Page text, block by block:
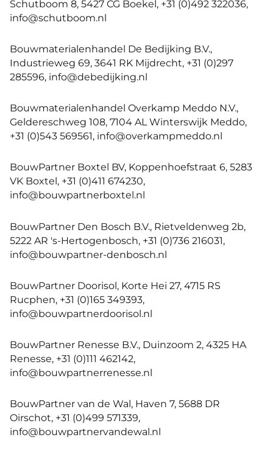
Schutboom 8, 5427 CG Boekel, +31 (0)492 322036,
info@schutboom.nl
Bouwmaterialenhandel De Bedijking B.V.,
Industrieweg 69, 3641 RK Mijdrecht, +31 (0)297
285596, info@debedijking.nl
Bouwmaterialenhandel Overkamp Meddo N.V.,
Geldereschweg 108, 7104 AL Winterswijk Meddo,
+31 (0)543 569561, info@overkampmeddo.nl
BouwPartner Boxtel BV, Koppenhoefstraat 6, 5283
VK Boxtel, +31 (0)411 674230,
info@bouwpartnerboxtel.nl
BouwPartner Den Bosch B.V., Rietveldenweg 2b,
5222 AR 's-Hertogenbosch, +31 (0)736 216031,
info@bouwpartner-denbosch.nl
BouwPartner Doorisol, Korte Hei 27, 4715 RS
Rucphen, +31 (0)165 349393,
info@bouwpartnerdoorisol.nl
BouwPartner Renesse B.V., Duinzoom 2, 4325 HA
Renesse, +31 (0)111 462142,
info@bouwpartnerrenesse.nl
BouwPartner van de Wal, Haven 7, 5688 DR
Oirschot, +31 (0)499 571339,
info@bouwpartnervandewal.nl